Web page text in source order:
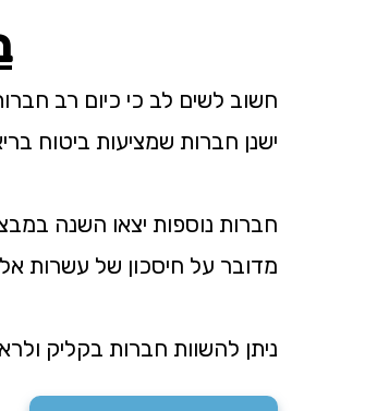
חשוב לשים לב כי כיום רב
ישנן חברות שמציעות ביטוח בריאות חינם מהילד ה-4 ואילך
חברות נוספות יצאו השנה
מדובר על חיסכון של עשרות
ניתן להשוות חברות בקליק